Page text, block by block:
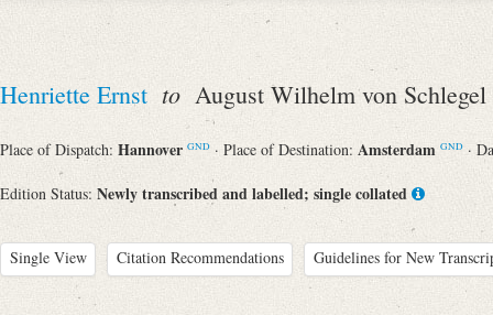
Henriette Ernst to August Wilhelm von Schlegel
Place of Dispatch: Hannover GND · Place of Destination: Amsterdam GND ·
Edition Status: Newly transcribed and labelled; single collated
Single View Citation Recommendations Guidelines for New